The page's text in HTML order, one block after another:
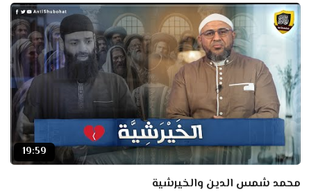
19:59
محمد شمس الدين والخيرشية